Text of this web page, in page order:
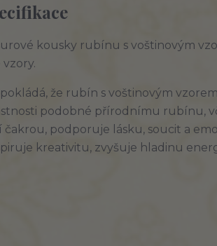
kousky rubínu s voštinovým
že rubín s voštinovým
podobné přírodnímu rubínu,
čakrou, podporuje lásku, soucit a
kreativitu, zvyšuje hladinu